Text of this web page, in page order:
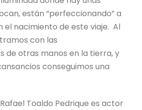
están “perfeccionando” a
el nacimiento de este viaje. Al
con las
de otras manos en la tierra, y
conseguimos una
Rafael Toaldo Pedrique es actor